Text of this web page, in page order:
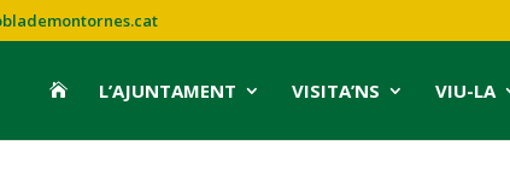
 L’AJUNTAMENT VISITA’NS VIU-LA